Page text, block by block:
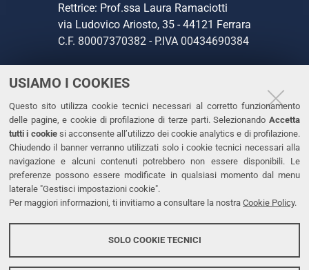
USIAMO I COOKIES
Questo sito utilizza cookie tecnici necessari al corretto funzionamento
delle pagine, e cookie di profilazione di terze parti. Selezionando Accetta
tutti i cookiesi acconsente all’utilizzo dei cookie analytics e di profilazione.
Chiudendo il banner verranno utilizzati solo i cookie tecnici necessari alla
navigazione e alcuni contenuti potrebbero non essere disponibili. Le
preferenze possono essere modificate in qualsiasi momento dal menu
laterale "Gestisci impostazioni cookie".
Per maggiori informazioni, ti invitiamo a consultare la nostra Cookie Policy.
SOLO COOKIE TECNICI
Rettrice: Prof.ssa Laura Ramaciotti
via Ludovico Ariosto, 35 - 44121 Ferrara
C.F. 80007370382 - P.IVA 00434690384
CONTATTI
Tel. +39 0532 293111
Fax. +39 0532 293031
PEC
LINKS
Dichiarazione di accessibilità
Protezione dati personali